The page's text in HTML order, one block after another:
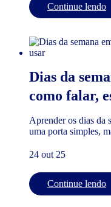
Continue lendo
Dias da
como falar,
Aprender os dias da
uma porta simples,
24 out 25
Continue lendo